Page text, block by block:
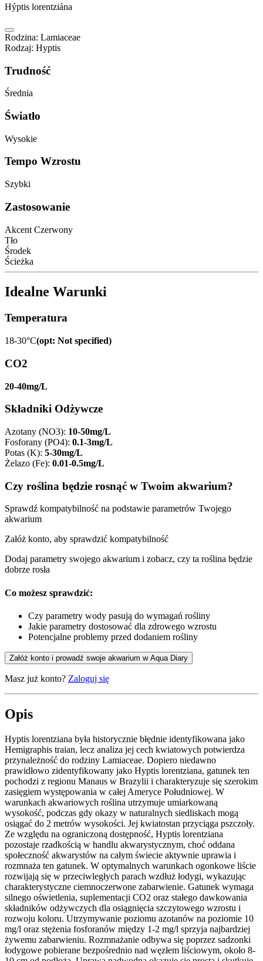
Hýptis lorentziána
Rodzina: Lamiaceae
Rodzaj: Hyptis
Trudność
Średnia
Światło
Wysokie
Tempo Wzrostu
Szybki
Zastosowanie
Akcent Czerwony
Tło
Środek
Ścieżka
Idealne Warunki
Temperatura
18-30°C(opt: Not specified)
CO2
20-40mg/L
Składniki Odżywcze
Azotany (NO3): 10-50mg/L
Fosforany (PO4): 0.1-3mg/L
Potas (K): 5-30mg/L
Żelazo (Fe): 0.01-0.5mg/L
Czy roślina będzie rosnąć w Twoim akwarium?
Sprawdź kompatybilność na podstawie parametrów Twojego
akwarium
Załóż konto, aby sprawdzić kompatybilność
Dodaj parametry swojego akwarium i zobacz, czy ta roślina będzie
dobrze rosła
Co możesz sprawdzić:
Czy parametry wody pasują do wymagań rośliny
Jakie parametry dostosować dla zdrowego wzrostu
Potencjalne problemy przed dodaniem rośliny
Załóż konto i prowadź swoje akwarium w Aqua Diary
Masz już konto? Zaloguj się
Opis
Hyptis lorentziana była historycznie błędnie identyfikowana jako
Hemigraphis traian, lecz analiza jej cech kwiatowych potwierdza
przynależność do rodziny Lamiaceae. Dopiero niedawno
prawidłowo zidentyfikowany jako Hyptis lorentziana, gatunek ten
pochodzi z regionu Manaus w Brazylii i charakteryzuje się szerokim
zasięgiem występowania w całej Ameryce Południowej. W
warunkach akwariowych roślina utrzymuje umiarkowaną
wysokość, podczas gdy okazy w naturalnych siedliskach mogą
osiągać do 2 metrów wysokości. Jej kwiatostan przyciąga pszczoły.
Ze względu na ograniczoną dostępność, Hyptis lorentziana
pozostaje rzadkością w handlu akwarystycznym, choć oddana
społeczność akwarystów na całym świecie aktywnie uprawia i
rozmnaża ten gatunek. W optymalnych warunkach ogonkowe liście
rozwijają się w przeciwległych parach wzdłuż łodygi, wykazując
charakterystyczne ciemnoczerwone zabarwienie. Gatunek wymaga
silnego oświetlenia, suplementacji CO2 oraz stałego dawkowania
składników odżywczych dla osiągnięcia szczytowego wzrostu i
rozwoju koloru. Utrzymywanie poziomu azotanów na poziomie 10
mg/l oraz stężenia fosforanów między 1-2 mg/l sprzyja najbardziej
żywemu zabarwieniu. Rozmnażanie odbywa się poprzez sadzonki
łodygowe pobierane bezpośrednio nad węzłem liściowym, około 8-